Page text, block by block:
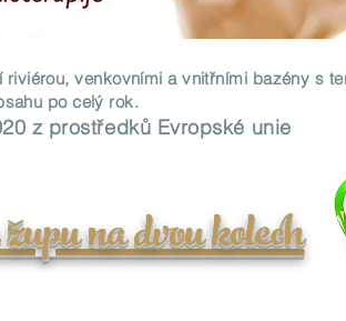
venkovními a vnitřními bazény s
po celý rok.
z prostředků Evropské unie
na dvou kolech